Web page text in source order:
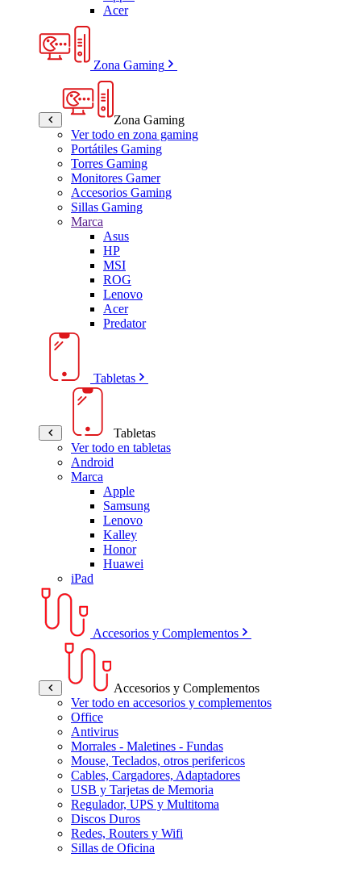
Acer
Zona Gaming
Zona Gaming
Ver todo en zona gaming
Portátiles Gaming
Torres Gaming
Monitores Gamer
Accesorios Gaming
Sillas Gaming
Marca
Asus
HP
MSI
ROG
Lenovo
Acer
Predator
Tabletas
Tabletas
Ver todo en tabletas
Android
Marca
Apple
Samsung
Lenovo
Kalley
Honor
Huawei
iPad
Accesorios y Complementos
Accesorios y Complementos
Ver todo en accesorios y complementos
Office
Antivirus
Morrales - Maletines - Fundas
Mouse, Teclados, otros perifericos
Cables, Cargadores, Adaptadores
USB y Tarjetas de Memoria
Regulador, UPS y Multitoma
Discos Duros
Redes, Routers y Wifi
Sillas de Oficina